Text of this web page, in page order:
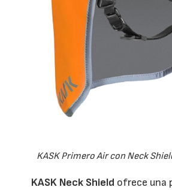
KASK Primero Air con Neck
KASK Neck Shield ofrece una